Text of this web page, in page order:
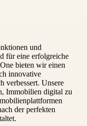
und
für eine erfolgreiche
bieten wir einen
innovative
verbessert. Unsere
Immobilien digital zu
der perfekten